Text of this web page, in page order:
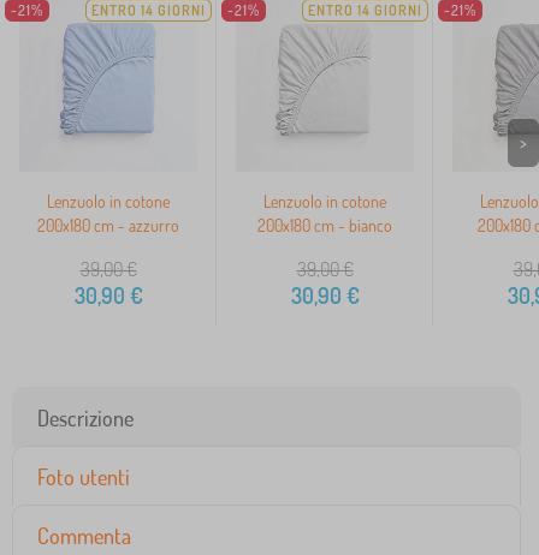
-21% ENTRO 14 GIORNI
Lenzuolo in cotone
200x180 cm - azzurro
39,00€
30,90 €
-21% ENTRO 14 GIORNI
Lenzuolo in cotone
200x180 cm - bianco
39,00€
30,90 €
-21%
200x180
>
Descrizione
Foto utenti
Commenta